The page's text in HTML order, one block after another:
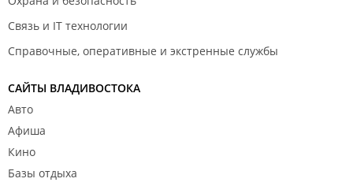
Связь и IT технологии
Справочные, оперативные и экстренные службы
САЙТЫ ВЛАДИВОСТОКА
Авто
Афиша
Кино
Базы отдыха